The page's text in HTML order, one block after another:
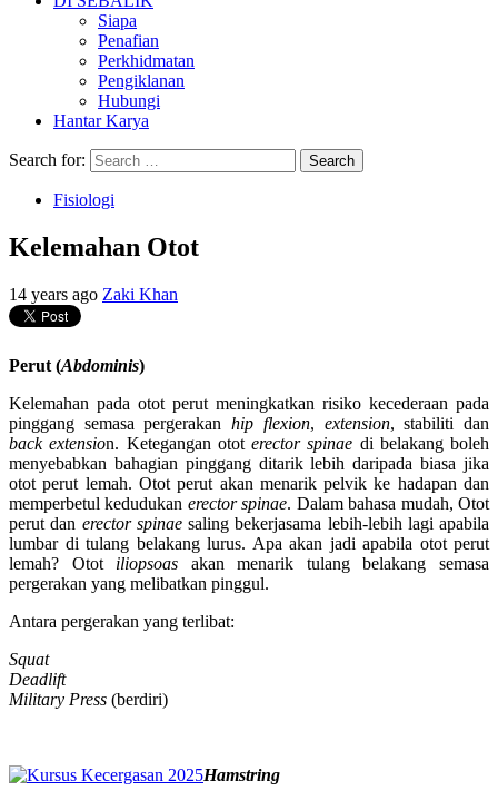
Siapa
Penafian
Perkhidmatan
Pengiklanan
Hubungi
Hantar Karya
Search for:
Fisiologi
Kelemahan Otot
14 years ago Zaki Khan
Perut (Abdominis)
Kelemahan pada otot perut meningkatkan risiko kecederaan pada
pinggang semasa pergerakanhip flexion, extension, stabiliti dan
back extension. Ketegangan otot erector spinae di belakang boleh
menyebabkan bahagian pinggang ditarik lebih daripada biasa jika
otot perut lemah. Otot perut akan menarik pelvik ke hadapan dan
memperbetul kedudukan erector spinae. Dalam bahasa mudah, Otot
perut dan erector spinaesaling bekerjasama lebih-lebih lagi apabila
lumbar di tulang belakang lurus. Apa akan jadi apabila otot perut
lemah? Otot iliopsoas akan menarik tulang belakang semasa
pergerakan yang melibatkan pinggul.
Antara pergerakan yang terlibat:
Squat
Deadlift
Military Press (berdiri)
Hamstring